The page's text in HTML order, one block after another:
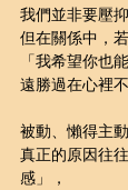
我們並非要壓
但在關係中，
「我希望你也
遠勝過在心裡
被動、懶得主
真正的原因往
感」，